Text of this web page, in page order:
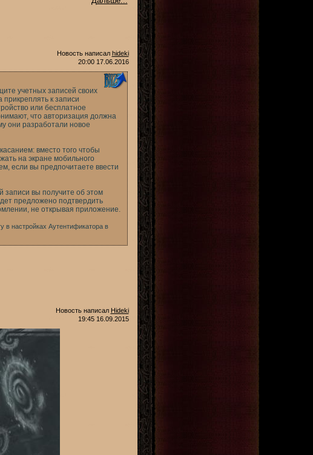
Новость написал hideki
20:00 17.06.2016
учетных записей своих
прикреплять к записи
или бесплатное
что авторизация должна
они разработали новое
вместо того чтобы
на экране мобильного
если вы предпочитаете ввести
записи вы получите об этом
предложено подтвердить
не открывая приложение.
в настройках Аутентификатора в
Новость написал Hideki
19:45 16.09.2015